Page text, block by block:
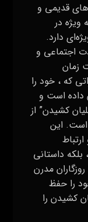
قدیمی و
ویژه در
دارد.
اجتماعی و
زمان
که ، خود را
داده است و
کشیدن” از
است. این
داستانی
مدرن
را حفظ
کشیدن را